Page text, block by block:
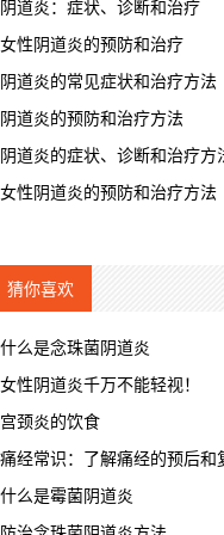
阴道炎：症状、诊断和治疗
女性阴道炎的预防和治疗
阴道炎的常见症状和治疗方法
阴道炎的预防和治疗方法
阴道炎的症状、诊断和治疗方
女性阴道炎的预防和治疗方法
猜你喜欢
什么是念珠菌阴道炎
女性阴道炎千万不能轻视！
宫颈炎的饮食
痛经常识：了解痛经的预后和
什么是霉菌阴道炎